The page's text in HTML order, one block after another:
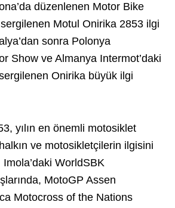
düzenlenen Motor Bike
sergilenen Motul Onirika 2853 ilgi
sonra Polonya
Show ve Almanya Intermot’daki
Onirika büyük ilgi
yılın en önemli motosiklet
ve motosikletçilerin ilgisini
WorldSBK
MotoGP Assen
Motocross of the Nations